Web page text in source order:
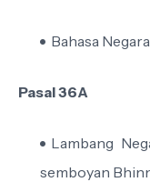
Bahasa
Pasal 36A
Lambang
semboyan